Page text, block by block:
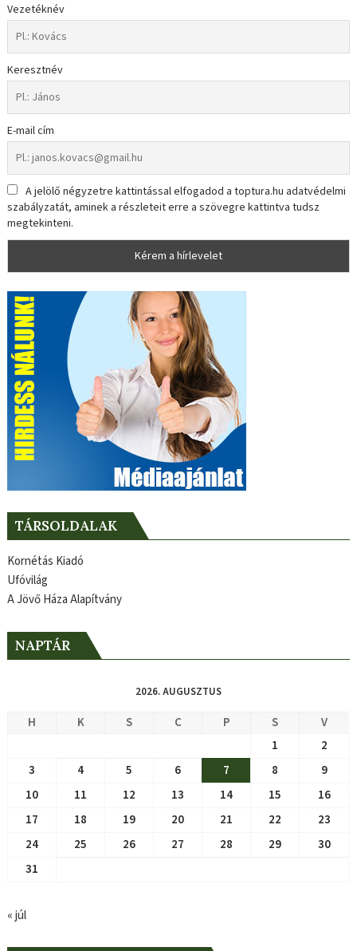
Vezetéknév
Keresztnév
E-mail cím
A jelölő négyzetre kattintással elfogadod a toptura.hu adatvédelmi
szabályzatát, aminek a részleteit erre a szövegre kattintva tudsz
megtekinteni.
TÁRSOLDALAK
Kornétás Kiadó
Ufóvilág
A Jövő Háza Alapítvány
NAPTÁR
2026. AUGUSZTUS
H K S C P S
V
1
2
3
4 5 6 7 8
9
10
11 12 13 14 15
16
17
18 19 20 21 22
23
24
25 26 27 28 29
30
31
« júl